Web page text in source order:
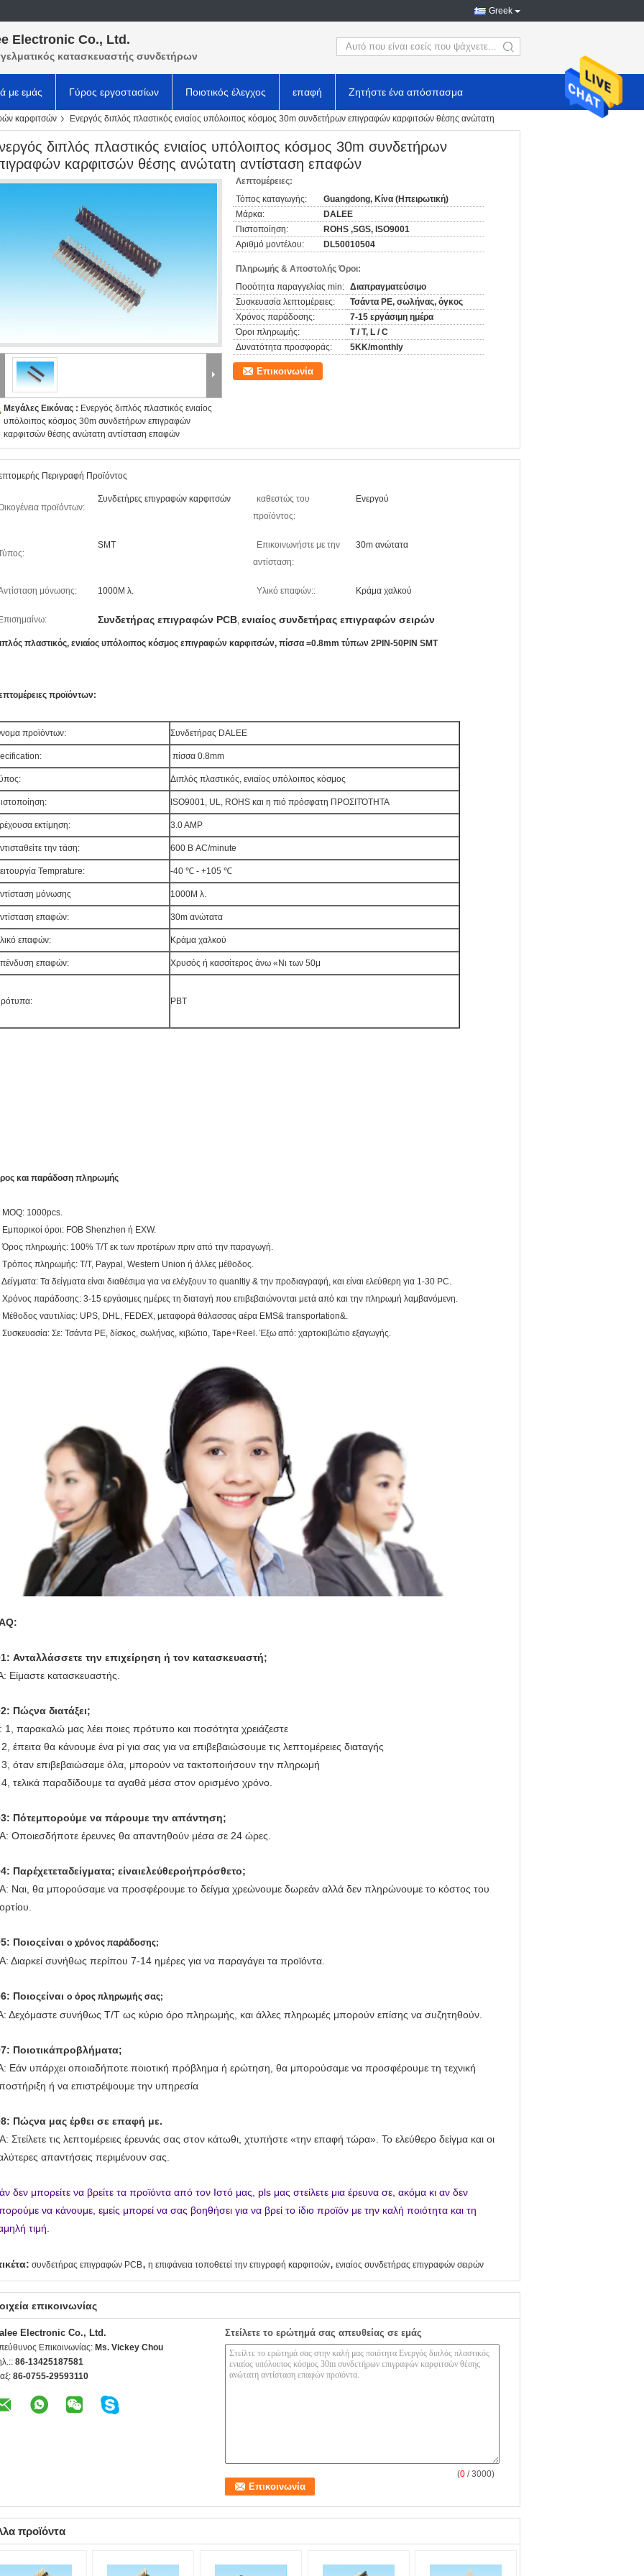
Greek
Electronic Co., Ltd.
κατασκευαστής συνδετήρων search
με εμάς Γύρος εργοστασίων Ποιοτικός έλεγχος επαφή Ζητήστε ένα απόσπασμα
καρφιτσών
Ενεργός διπλός πλαστικός ενιαίος υπόλοιπος κόσμος 30m συνδετήρων επιγραφών καρφιτσών θέσης ανώτατη
διπλός πλαστικός ενιαίος υπόλοιπος κόσμος 30m συνδετήρων
καρφιτσών θέσης ανώτατη αντίσταση επαφών
Μεγάλες Εικόνας : Ενεργός διπλός πλαστικός ενιαίος
υπόλοιπος κόσμος 30m συνδετήρων επιγραφών
καρφιτσών θέσης ανώτατη αντίσταση επαφών
Λεπτομέρειες:
Τόπος καταγωγής:
Guangdong, Κίνα (Ηπειρωτική)
Μάρκα:
DALEE
Πιστοποίηση:
ROHS ,SGS, ISO9001
Αριθμό μοντέλου:
DL50010504
Πληρωμής & Αποστολής Όροι:
Ποσότητα παραγγελίας min: Διαπραγματεύσιμο
Συσκευασία λεπτομέρειες:
Τσάντα PE, σωλήνας, όγκος
Χρόνος παράδοσης:
7-15 εργάσιμη ημέρα
Όροι πληρωμής:
T / T, L / C
Δυνατότητα προσφοράς:
5KK/monthly
Επικοινωνία
Περιγραφή Προϊόντος
προϊόντων:
Συνδετήρες επιγραφών καρφιτσών
καθεστώς του
προϊόντος:
Ενεργού
SMT
Επικοινωνήστε με την
αντίσταση:
30m ανώτατα
μόνωσης: 1000M λ. Υλικό επαφών:: Κράμα χαλκού
Επισημαίνω: Συνδετήρας επιγραφών PCB, ενιαίος συνδετήρας επιγραφών σειρών
πλαστικός, ενιαίος υπόλοιπος κόσμος επιγραφών καρφιτσών, πίσσα =0.8mm τύπων 2PIN-50PIN SMT
προϊόντων:
προϊόντων: Συνδετήρας DALEE
πίσσα 0.8mm
Διπλός πλαστικός, ενιαίος υπόλοιπος κόσμος
ISO9001, UL, ROHS και η πιό πρόσφατη ΠΡΟΣΙΤΌΤΗΤΑ
εκτίμηση: 3.0 AMP
την τάση: 600 Β AC/minute
Temprature: -40 ℃ - +105 ℃
μόνωσης 1000M λ.
επαφών: 30m ανώτατα
επαφών: Κράμα χαλκού
επαφών: Χρυσός ή κασσίτερος άνω «Νι των 50μ
PBT
και παράδοση πληρωμής
MOQ: 1000pcs.
Εμπορικοί όροι: FOB Shenzhen ή EXW.
Όρος πληρωμής: 100% T/T εκ των προτέρων πριν από την παραγωγή.
Τρόπος πληρωμής: T/T, Paypal, Western Union ή άλλες μέθοδος.
Τα δείγματα είναι διαθέσιμα για να ελέγξουν το quanltiy & την προδιαγραφή, και είναι ελεύθερη για 1-30 PC.
Χρόνος παράδοσης: 3-15 εργάσιμες ημέρες τη διαταγή που επιβεβαιώνονται μετά από και την πληρωμή λαμβανόμενη.
Μέθοδος ναυτιλίας: UPS, DHL, FEDEX, μεταφορά θάλασσας αέρα EMS& transportation&.
Συσκευασία: Σε: Τσάντα PE, δίσκος, σωλήνας, κιβώτιο, Tape+Reel. Έξω από: χαρτοκιβώτιο εξαγωγής.
Ανταλλάσσετε την επιχείρηση ή τον κατασκευαστή;
Είμαστε κατασκευαστής.
Πώςνα διατάξει;
1, παρακαλώ μας λέει ποιες πρότυπο και ποσότητα χρειάζεστε
2, έπειτα θα κάνουμε ένα pi για σας για να επιβεβαιώσουμε τις λεπτομέρειες διαταγής
3, όταν επιβεβαιώσαμε όλα, μπορούν να τακτοποιήσουν την πληρωμή
4, τελικά παραδίδουμε τα αγαθά μέσα στον ορισμένο χρόνο.
Πότεμπορούμε να πάρουμε την απάντηση;
Α: Οποιεσδήποτε έρευνες θα απαντηθούν μέσα σε 24 ώρες.
Παρέχετεταδείγματα; είναιελεύθεροήπρόσθετο;
Α: Ναι, θα μπορούσαμε να προσφέρουμε το δείγμα χρεώνουμε δωρεάν αλλά δεν πληρώνουμε το κόστος του
Ποιοςείναι ο χρόνος παράδοσης;
Α: Διαρκεί συνήθως περίπου 7-14 ημέρες για να παραγάγει τα προϊόντα.
Ποιοςείναι ο όρος πληρωμής σας;
Δεχόμαστε συνήθως T/T ως κύριο όρο πληρωμής, και άλλες πληρωμές μπορούν επίσης να συζητηθούν.
Ποιοτικάπροβλήματα;
Εάν υπάρχει οποιαδήποτε ποιοτική πρόβλημα ή ερώτηση, θα μπορούσαμε να προσφέρουμε τη τεχνική
ή να επιστρέψουμε την υπηρεσία
Πώςνα μας έρθει σε επαφή με.
Α: Στείλετε τις λεπτομέρειες έρευνάς σας στον κάτωθι, χτυπήστε «την επαφή τώρα». Το ελεύθερο δείγμα και οι
απαντήσεις περιμένουν σας.
δεν μπορείτε να βρείτε τα προϊόντα από τον Ιστό μας, pls μας στείλετε μια έρευνα σε, ακόμα κι αν δεν
να κάνουμε, εμείς μπορεί να σας βοηθήσει για να βρεί το ίδιο προϊόν με την καλή ποιότητα και τη
τιμή.
συνδετήρας επιγραφών PCB, η επιφάνεια τοποθετεί την επιγραφή καρφιτσών, ενιαίος συνδετήρας επιγραφών σειρών
επικοινωνίας
Electronic Co., Ltd.
Επικοινωνίας: Ms. Vickey Chou
86-13425187581
86-0755-29593110
Στείλετε το ερώτημά σας απευθείας σε εμάς
(0 / 3000)
προϊόντα